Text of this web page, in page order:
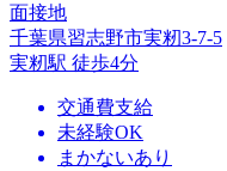
面接地
千葉県習志野市実籾3-7-5
実籾駅 徒歩4分
交通費支給
未経験OK
まかないあり